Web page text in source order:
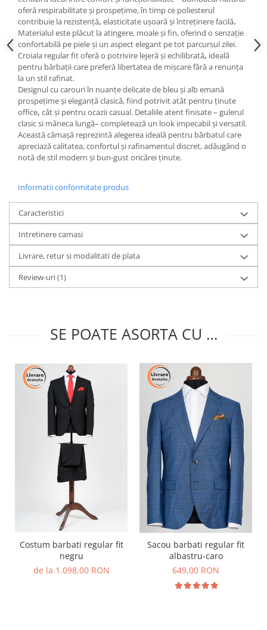
oferă respirabilitate și prospețime, în timp ce poliesterul
contribuie la rezistență, elasticitate ușoarășiîntreținerefacilă.
Materialul este plăcut la atingere, moale și fin, oferind o senzație
confortabilă pe piele și un aspect elegant pe tot parcursul zilei.
Croiala regular fitoferă o potrivire lejeră și echilibrată, ideală
pentru bărbații care preferă libertatea de mișcare fără a renunța
la un stil rafinat.
Designul cu carouri în nuanțe delicate de bleu și albemană
prospețime și eleganță clasică, fiind potrivit atât pentru ținute
office, cât și pentru ocazii casual. Detaliile atent finisate – gulerul
clasicsi mâneca lungă– completează un look impecabil și versatil.
Această cămașă reprezintă alegerea ideală pentru bărbatul care
apreciazăcalitatea, confortulși rafinamentul discret, adăugând o
notă destil modern și bun-gustoricărei ținute.
Informatii conformitate produs
Caracteristici
Intretinere camasi
Livrare, retur si modalitati de plata
Review-uri(1)
SE POATE ASORTA CU …
Costum barbati regular fit
negru
de la 1.098,00 RON
Sacou barbati regular fit
albastru-caro
649,00 RON